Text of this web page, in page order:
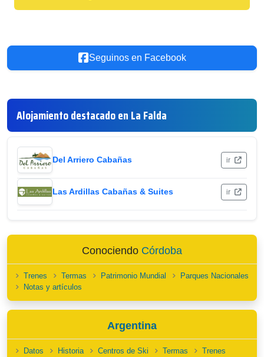
Seguinos en Facebook
Alojamiento destacado en La Falda
Del Arriero Cabañas ir
Las Ardillas Cabañas & Suites ir
Conociendo Córdoba
Trenes Termas Patrimonio Mundial
Parques Nacionales
Notas y artículos
Argentina
Datos Historia Centros de Ski Termas
Trenes